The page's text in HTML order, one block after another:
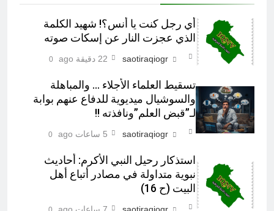
أي رجل كنت يا أنس؟! شهيد الكلمة
الذي عجزت النار عن إسكات صوته
saotiraqiogr 22 دقيقة ago 0
تسقيط العلماء الأجلاء … والمباهلة
والسوشيال ميديوية للدفاع عنهم بوابة
لـ”قبض العلم”ونافذته !!
saotiraqiogr 5 ساعات ago 0
استذكار رحيل النبي الأكرم: أحاديث
نبوية متداولة في مصادر أتباع أهل
البيت (ح 16)